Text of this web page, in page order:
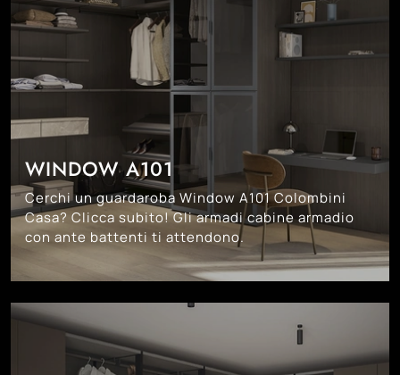
WINDOW A101
Cerchi un guardaroba Window A101 Colombini
Casa? Clicca subito! Gli armadi cabine armadio
con ante battenti ti attendono.